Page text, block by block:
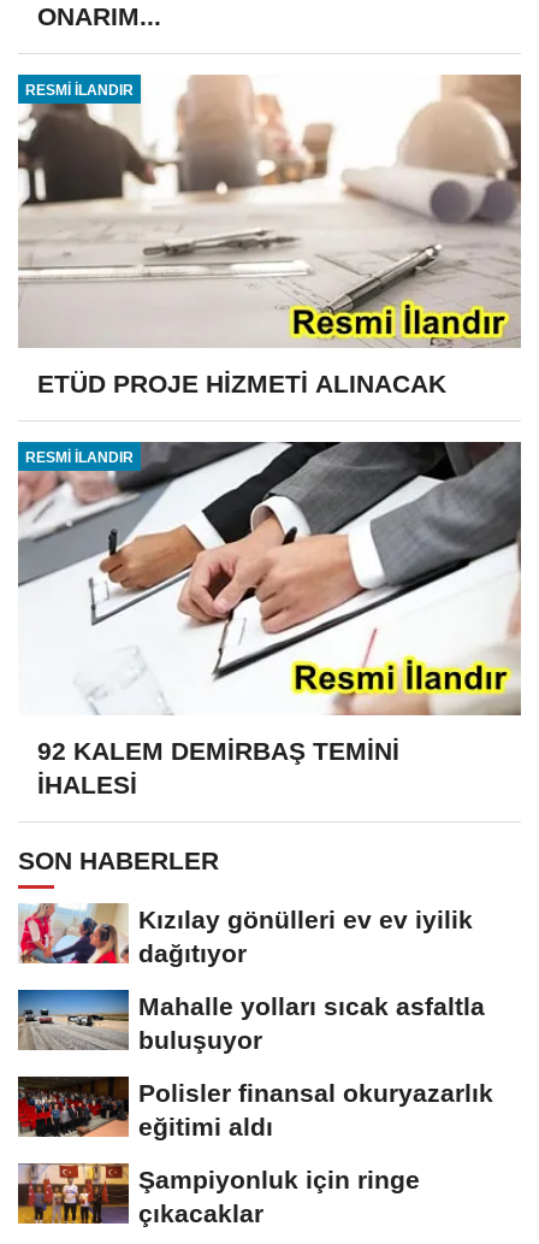
ONARIM...
RESMİ İLANDIR
ETÜD PROJE HİZMETİ ALINACAK
RESMİ İLANDIR
92 KALEM DEMİRBAŞ TEMİNİ
İHALESİ
SON HABERLER
Kızılay gönülleri ev ev iyilik
dağıtıyor
Mahalle yolları sıcak asfaltla
buluşuyor
Polisler finansal okuryazarlık
eğitimi aldı
Şampiyonluk için ringe
çıkacaklar